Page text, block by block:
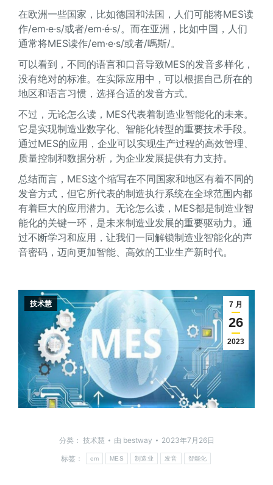
在欧洲一些国家，比如德国和法国，人们可能将MES读
作/em·e·s/或者/em·é·s/。而在亚洲，比如中国，人们
通常将MES读作/em·e·s/或者/嗎斯/。
可以看到，不同的语言和口音导致MES的发音多样化，
没有绝对的标准。在实际应用中，可以根据自己所在的
地区和语言习惯，选择合适的发音方式。
不过，无论怎么读，MES代表着制造业智能化的未来。
它是实现制造业数字化、智能化转型的重要技术手段。
通过MES的应用，企业可以实现生产过程的高效管理、
质量控制和数据分析，为企业发展提供有力支持。
总结而言，MES这个缩写在不同国家和地区有着不同的
发音方式，但它所代表的制造执行系统在全球范围内都
有着巨大的应用潜力。无论怎么读，MES都是制造业智
能化的关键一环，是未来制造业发展的重要驱动力。通
过不断学习和应用，让我们一同解锁制造业智能化的声
音密码，迈向更加智能、高效的工业生产新时代。
7 月
26
2023
技术慧
分类： 技术慧 由 bestway
2023年7月26日
标签：
em MES 制造业 发音 智能化